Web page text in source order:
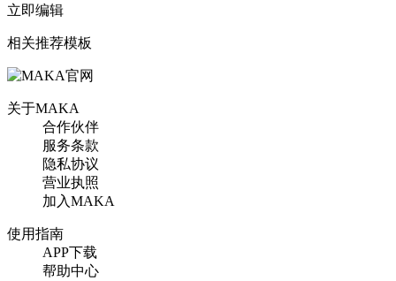
立即编辑
相关推荐模板
关于MAKA
合作伙伴
服务条款
隐私协议
营业执照
加入MAKA
使用指南
APP下载
帮助中心